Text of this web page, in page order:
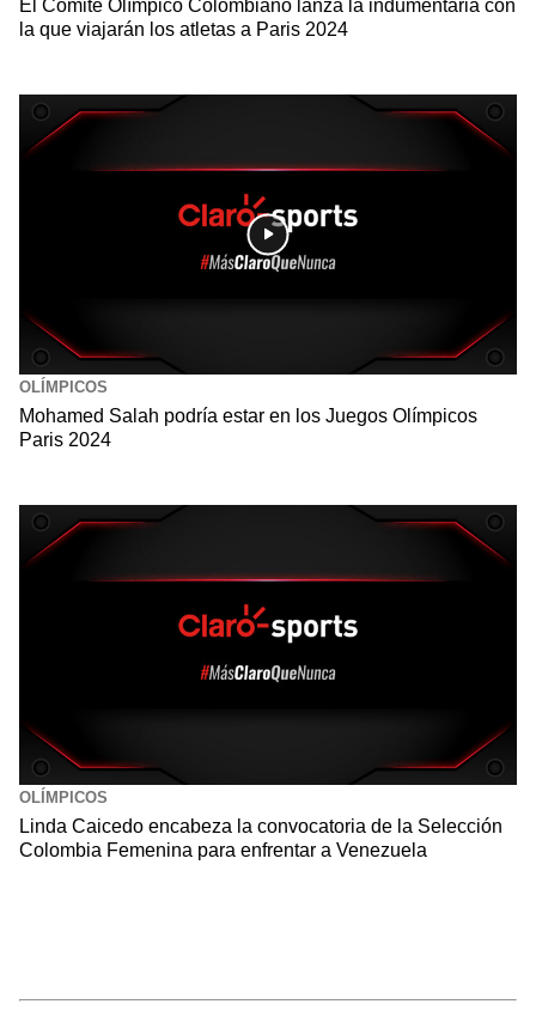
El Comité Olímpico Colombiano lanza la indumentaria con
la que viajarán los atletas a Paris 2024
OLÍMPICOS
Mohamed Salah podría estar en los Juegos Olímpicos
Paris 2024
OLÍMPICOS
Linda Caicedo encabeza la convocatoria de la Selección
Colombia Femenina para enfrentar a Venezuela